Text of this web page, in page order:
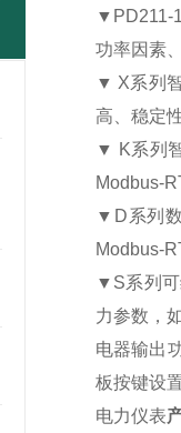
▼PD211-
功率因素
▼ X系列
高、稳定
▼ K系列
Modbus-
▼D系列
Modbus-
▼S系列
力参数，
电器输出
板按键设
电力仪表